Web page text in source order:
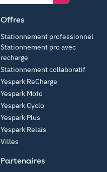
Offres
Stationnement professionnel
Stationnement pro avec
recharge
Stationnement collaboratif
Yespark ReCharge
Yespark Moto
Yespark Cyclo
Yespark Plus
Yespark Relais
Villes
Partenaires